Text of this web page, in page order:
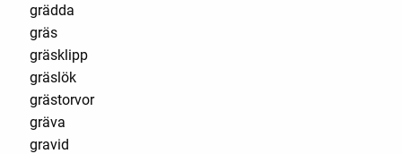
grädda
gräs
gräsklipp
gräslök
grästorvor
gräva
gravid